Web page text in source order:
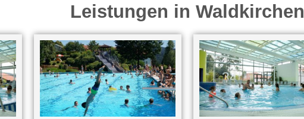
Leistungen in Waldkirchen